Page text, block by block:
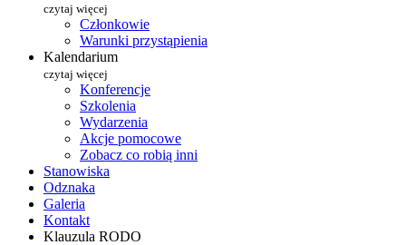
czytaj więcej
Członkowie
Warunki przystąpienia
Kalendarium
czytaj więcej
Konferencje
Szkolenia
Wydarzenia
Akcje pomocowe
Zobacz co robią inni
Stanowiska
Odznaka
Galeria
Kontakt
Klauzula RODO